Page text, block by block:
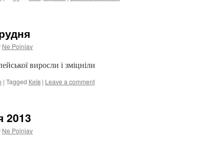
Ne Pojnjav
виросли і зміцніли
| Tagged Київ | Leave a comment
2013
Ne Pojnjav